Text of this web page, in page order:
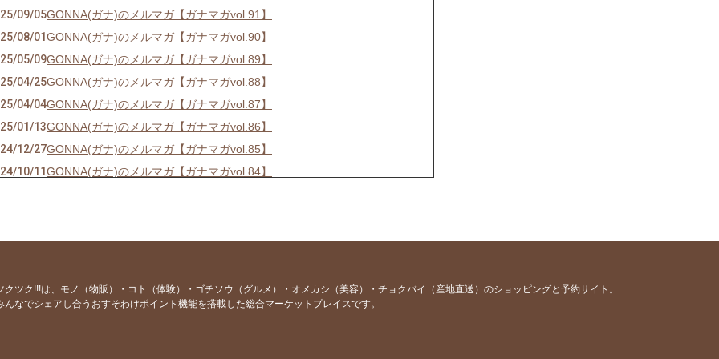
09/05GONNA(ガナ)のメルマガ【ガナマガvol.91】
08/01GONNA(ガナ)のメルマガ【ガナマガvol.90】
05/09GONNA(ガナ)のメルマガ【ガナマガvol.89】
04/25GONNA(ガナ)のメルマガ【ガナマガvol.88】
04/04GONNA(ガナ)のメルマガ【ガナマガvol.87】
01/13GONNA(ガナ)のメルマガ【ガナマガvol.86】
12/27GONNA(ガナ)のメルマガ【ガナマガvol.85】
10/11GONNA(ガナ)のメルマガ【ガナマガvol.84】
06/07GONNA(ガナ)のメルマガ【ガナマガvol.81】
12/31 GONNA(ガナ)のメルマガ【ガナマガvol.79】
12/22GONNA(ガナ)のメルマガ【ガナマガvol.78】
クツク!!!は、モノ（物販）・コト（体験）・ゴチソウ（グルメ）・オメカシ（美容）・チョクバイ（産地直送）のショッピングと予約サイト。
んなでシェアし合うおすそわけポイント機能を搭載した総合マーケットプレイスです。